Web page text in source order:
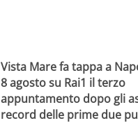
Vista Mare fa tappa a
8 agosto su Rai1 il terzo
appuntamento dopo gli
record delle prime due